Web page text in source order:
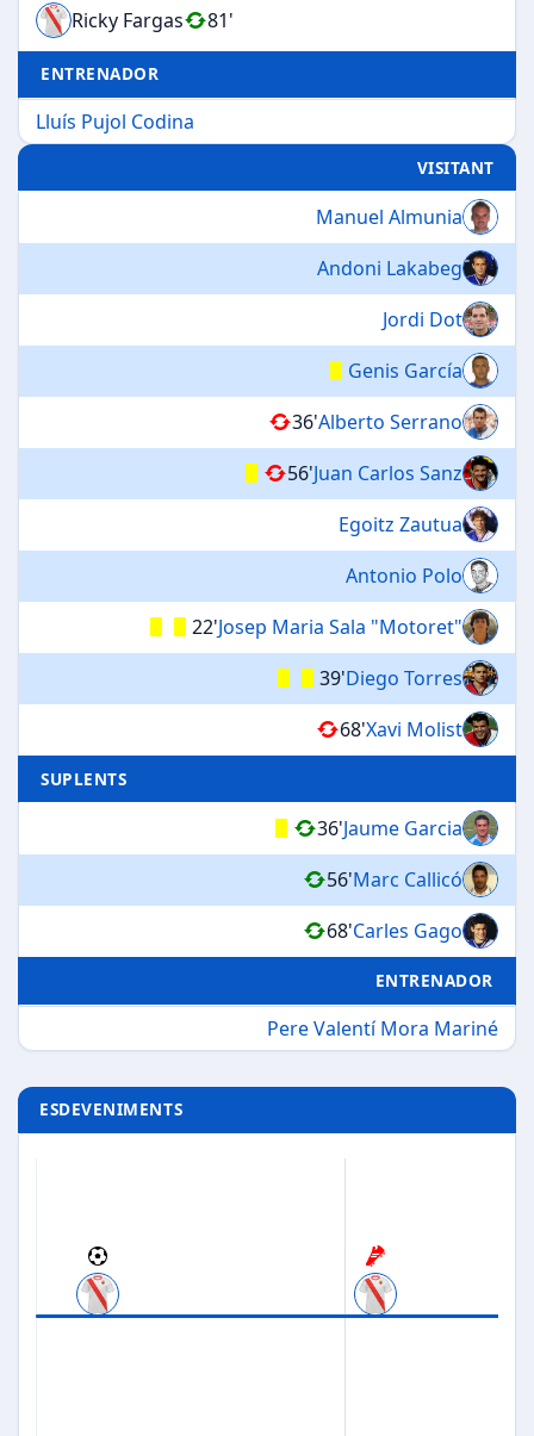
Ricky Fargas 81'
ENTRENADOR
Lluís Pujol Codina
VISITANT
Manuel Almunia
Andoni Lakabeg
Jordi Dot
Genis García
36'Alberto Serrano
56'Juan Carlos Sanz
Egoitz Zautua
Antonio Polo
22'Josep Maria Sala "Motoret"
39'Diego Torres
68'Xavi Molist
SUPLENTS
36'Jaume Garcia
56'Marc Callicó
68'Carles Gago
ENTRENADOR
Pere Valentí Mora Mariné
ESDEVENIMENTS